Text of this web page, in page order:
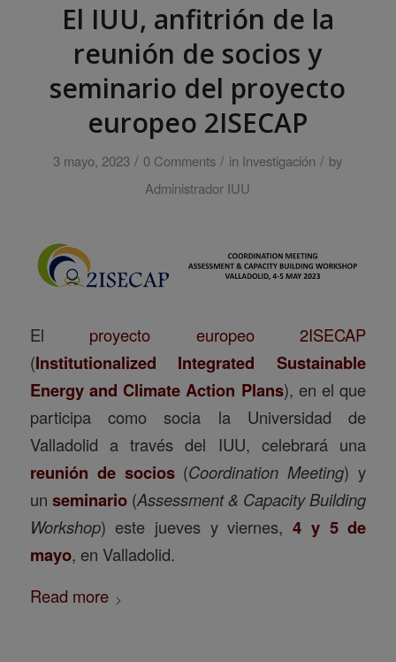
El IUU, anfitrión de la
reunión de socios y
seminario del proyecto
europeo 2ISECAP
3 mayo, 2023 / 0 Comments / in Investigación / by
Administrador IUU
El proyecto europeo 2ISECAP
(Institutionalized Integrated Sustainable
Energy and Climate Action Plans), en el que
participa como socia la Universidad de
Valladolid a través del IUU, celebrará una
reunión de socios(Coordination Meeting) y
un seminario(Assessment & Capacity Building
Workshop) este jueves y viernes,4 y 5 de
mayo, en Valladolid.
Read more